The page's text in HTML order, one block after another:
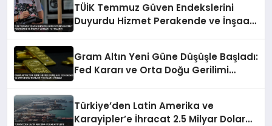
TÜİK Temmuz Güven Endekslerini
Duyurdu Hizmet Perakende ve İnşaat
Gram Altın Yeni Güne Düşüşle Başladı:
Fed Kararı ve Orta Doğu Gerilimi
Türkiye’den Latin Amerika ve
Karayipler’e İhracat 2.5 Milyar Dolara